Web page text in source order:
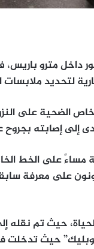
داخل مترو
لتحديد ملابسات
الضحية على
إلى إصابته
مساءً على الخط
على معرفة
حيث تم
حيث تدخلت